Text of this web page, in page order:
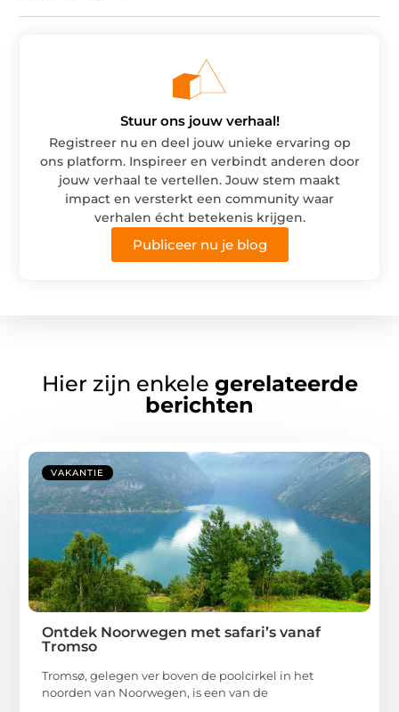
Stuur ons jouw verhaal!
Registreer nu en deel jouw unieke ervaring op
ons platform. Inspireer en verbindt anderen door
jouw verhaal te vertellen. Jouw stem maakt
impact en versterkt een community waar
verhalen écht betekenis krijgen.
Publiceer nu je blog
Hier zijn enkele gerelateerde
berichten
VAKANTIE
Ontdek Noorwegen met safari’s vanaf
Tromso
Tromsø, gelegen ver boven de poolcirkel in het
noorden van Noorwegen, is een van de